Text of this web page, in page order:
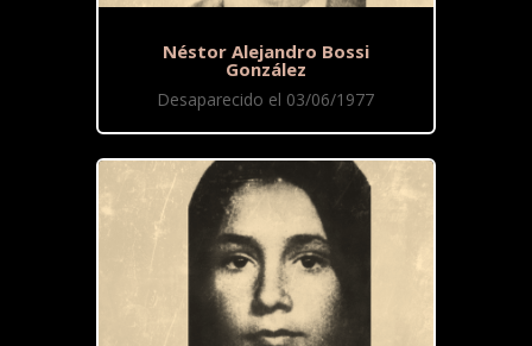
Néstor Alejandro Bossi
González
Desaparecido el 03/06/1977